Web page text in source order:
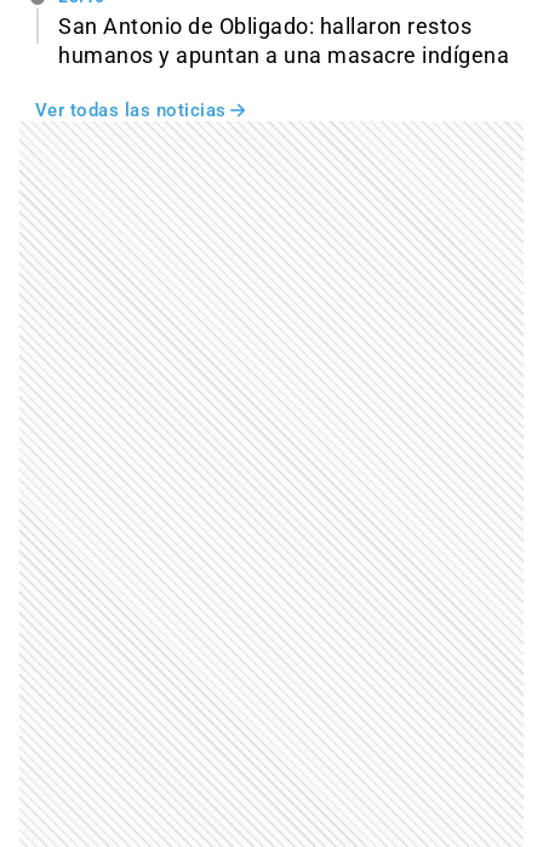
San Antonio de Obligado: hallaron restos
humanos y apuntan a una masacre indígena
Ver todas las noticias